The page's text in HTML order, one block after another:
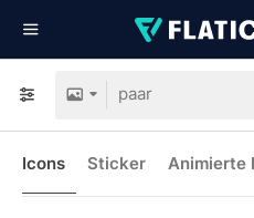
Icons Sticker Animierte